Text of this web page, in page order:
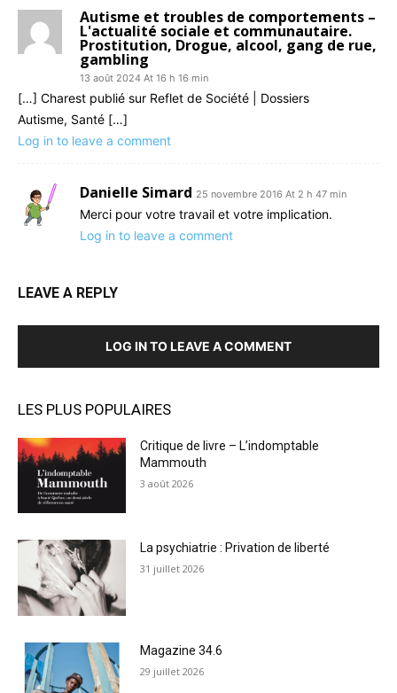
Autisme et troubles de comportements –
L'actualité sociale et communautaire.
Prostitution, Drogue, alcool, gang de rue,
gambling
13 août 2024 At 16 h 16 min
[…] Charest publié sur Reflet de Société | Dossiers
Autisme, Santé […]
Log in to leave a comment
Danielle Simard 25 novembre 2016 At 2 h 47 min
Merci pour votre travail et votre implication.
Log in to leave a comment
LEAVE A REPLY
LOG IN TO LEAVE A COMMENT
LES PLUS POPULAIRES
Critique de livre – L’indomptable
Mammouth
3 août 2026
La psychiatrie : Privation de liberté
31 juillet 2026
Magazine 34.6
29 juillet 2026